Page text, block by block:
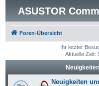
ASUSTOR
Foren-Übersicht
Ihr letzter
Aktuelle Zeit:
Neuigkeiten